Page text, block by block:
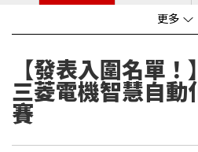
更多
【發表入圍名單
三菱電機智慧自動
賽